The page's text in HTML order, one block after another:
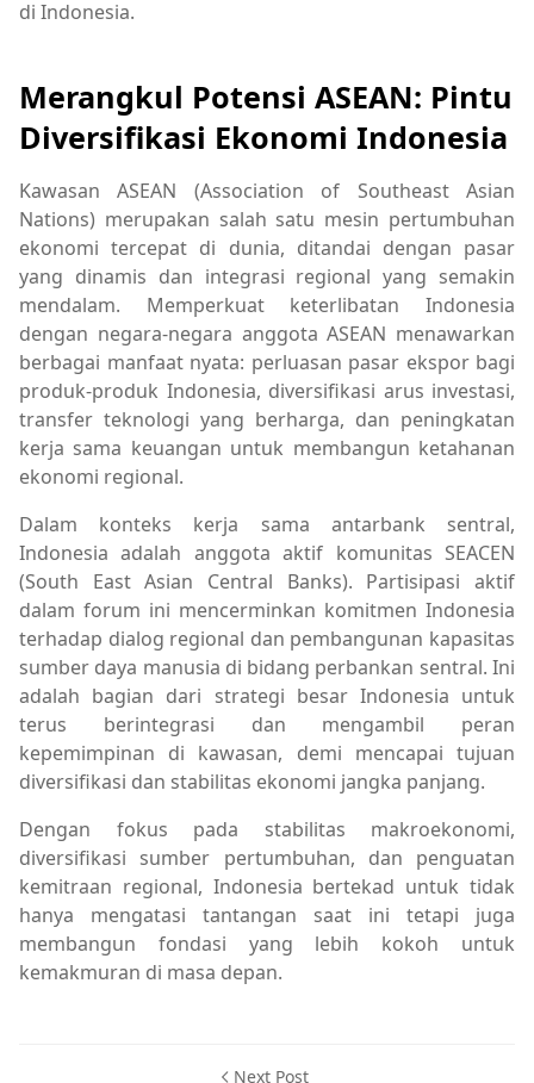
di Indonesia.
Merangkul Potensi ASEAN: Pintu
Diversifikasi Ekonomi Indonesia
Kawasan ASEAN (Association of Southeast Asian
Nations) merupakan salah satu mesin pertumbuhan
ekonomi tercepat di dunia, ditandai dengan pasar
yang dinamis dan integrasi regional yang semakin
mendalam. Memperkuat keterlibatan Indonesia
dengan negara-negara anggota ASEAN menawarkan
berbagai manfaat nyata: perluasan pasar ekspor bagi
produk-produk Indonesia, diversifikasi arus investasi,
transfer teknologi yang berharga, dan peningkatan
kerja sama keuangan untuk membangun ketahanan
ekonomi regional.
Dalam konteks kerja sama antarbank sentral,
Indonesia adalah anggota aktif komunitas SEACEN
(South East Asian Central Banks). Partisipasi aktif
dalam forum ini mencerminkan komitmen Indonesia
terhadap dialog regional dan pembangunan kapasitas
sumber daya manusia di bidang perbankan sentral. Ini
adalah bagian dari strategi besar Indonesia untuk
terus berintegrasi dan mengambil peran
kepemimpinan di kawasan, demi mencapai tujuan
diversifikasi dan stabilitas ekonomi jangka panjang.
Dengan fokus pada stabilitas makroekonomi,
diversifikasi sumber pertumbuhan, dan penguatan
kemitraan regional, Indonesia bertekad untuk tidak
hanya mengatasi tantangan saat ini tetapi juga
membangun fondasi yang lebih kokoh untuk
kemakmuran di masa depan.
Next Post